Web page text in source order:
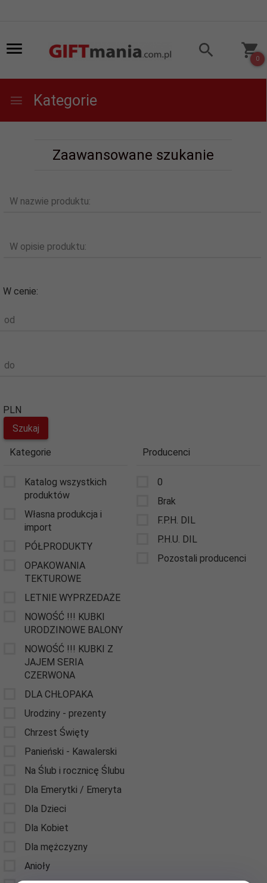
0
Kategorie
Zaawansowane szukanie
W nazwie produktu:
W opisie produktu:
W cenie:
od
do
PLN
Kategorie
Katalog wszystkich
produktów
Własna produkcja i
import
PÓŁPRODUKTY
OPAKOWANIA
TEKTUROWE
LETNIE WYPRZEDAŻE
NOWOŚĆ !!! KUBKI
URODZINOWE BALONY
NOWOŚĆ !!! KUBKI Z
JAJEM SERIA
CZERWONA
DLA CHŁOPAKA
Urodziny - prezenty
Chrzest Święty
Panieński - Kawalerski
Na Ślub i rocznicę Ślubu
Dla Emerytki / Emeryta
Dla Dzieci
Dla Kobiet
Dla mężczyzny
Anioły
Producenci
0
Brak
F.P.H. DIL
P.H.U. DIL
Pozostali producenci